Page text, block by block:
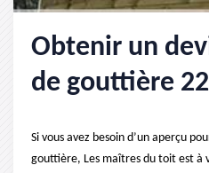
Obtenir un
de gouttière
Si vous avez besoin d’un aperçu
gouttière, Les maîtres du toit est à